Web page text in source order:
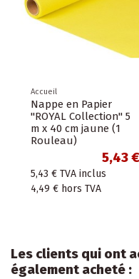
Accueil
Nappe en Papier
"ROYAL Collection" 5
m x 40 cm jaune (1
Rouleau)
5,43 €
5,43 € TVA inclus
4,49 € hors TVA
Les clients qui ont
également acheté :